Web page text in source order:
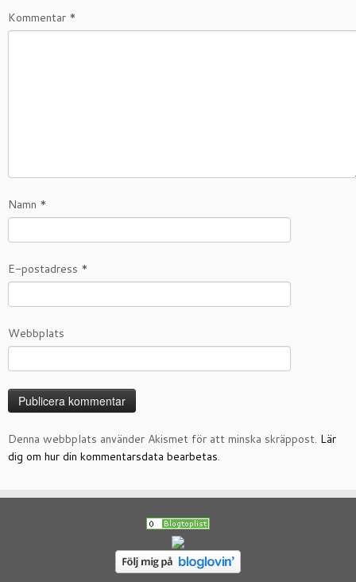
Kommentar *
Namn *
E-postadress *
Webbplats
Denna webbplats använder Akismet för att minska skräppost. Lär
dig om hur din kommentarsdata bearbetas.